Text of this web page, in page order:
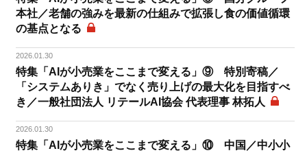
本社／老舗の強みを最新の仕組みで拡張し食の価値循環
の基点となる
2026.01.30
特集「AIが小売業をここまで変える」⑨ 特別寄稿／
「システムありき」でなく売り上げの最大化を目指すべ
き／一般社団法人 リテールAI協会 代表理事 林拓人
2026.01.30
特集「AIが小売業をここまで変える」⑩ 中国／中小小